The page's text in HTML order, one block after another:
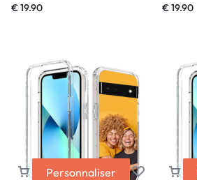
€19.90 €19.90
Personnaliser